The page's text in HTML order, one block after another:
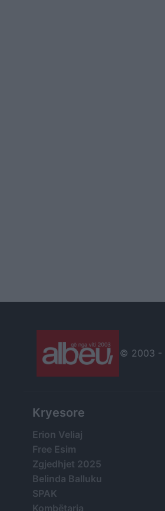
© 2003 -
Kryesore
Erion Veliaj
Free Esim
Zgjedhjet 2025
Belinda Balluku
SPAK
Kombëtarja